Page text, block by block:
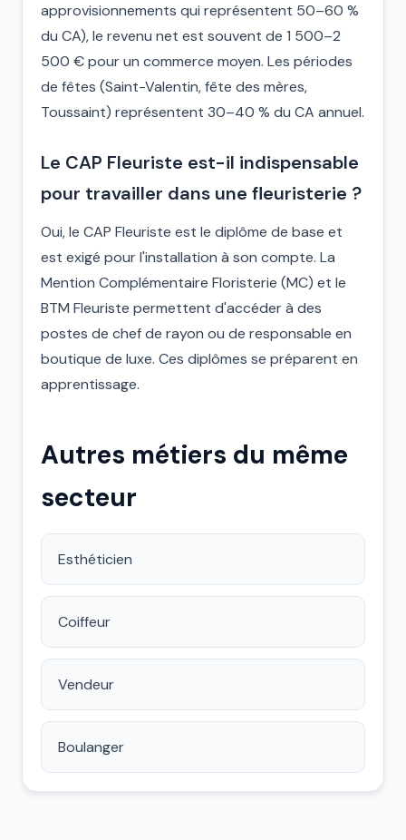
approvisionnements qui représentent 50–60 %
du CA), le revenu net est souvent de 1 500–2
500 € pour un commerce moyen. Les périodes
de fêtes (Saint-Valentin, fête des mères,
Toussaint) représentent 30–40 % du CA annuel.
Le CAP Fleuriste est-il indispensable
pour travailler dans une fleuristerie ?
Oui, le CAP Fleuriste est le diplôme de base et
est exigé pour l'installation à son compte. La
Mention Complémentaire Floristerie (MC) et le
BTM Fleuriste permettent d'accéder à des
postes de chef de rayon ou de responsable en
boutique de luxe. Ces diplômes se préparent en
apprentissage.
Autres métiers du même
secteur
Esthéticien
Coiffeur
Vendeur
Boulanger